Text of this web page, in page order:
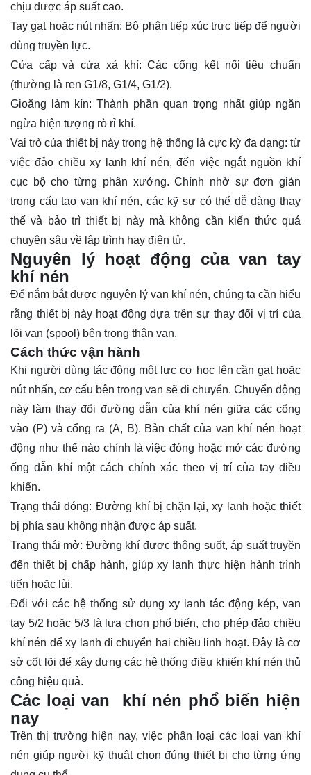
chịu được áp suất cao.
Tay gạt hoặc nút nhấn: Bộ phận tiếp xúc trực tiếp để người
dùng truyền lực.
Cửa cấp và cửa xả khí: Các cổng kết nối tiêu chuẩn
(thường là ren G1/8, G1/4, G1/2).
Gioăng làm kín: Thành phần quan trọng nhất giúp ngăn
ngừa hiện tượng rò rỉ khí.
Vai trò của thiết bị này trong hệ thống là cực kỳ đa dạng: từ
việc đảo chiều xy lanh khí nén, đến việc ngắt nguồn khí
cục bộ cho từng phân xưởng. Chính nhờ sự đơn giản
trong cấu tạo van khí nén, các kỹ sư có thể dễ dàng thay
thế và bảo trì thiết bị này mà không cần kiến thức quá
chuyên sâu về lập trình hay điện tử.
Nguyên lý hoạt động của van tay
khí nén
Để nắm bắt được nguyên lý van khí nén, chúng ta cần hiểu
rằng thiết bị này hoạt động dựa trên sự thay đổi vị trí của
lõi van (spool) bên trong thân van.
Cách thức vận hành
Khi người dùng tác động một lực cơ học lên cần gạt hoặc
nút nhấn, cơ cấu bên trong van sẽ di chuyển. Chuyển động
này làm thay đổi đường dẫn của khí nén giữa các cổng
vào (P) và cổng ra (A, B). Bản chất của van khí nén hoạt
động như thế nào chính là việc đóng hoặc mở các đường
ống dẫn khí một cách chính xác theo vị trí của tay điều
khiển.
Trạng thái đóng: Đường khí bị chặn lại, xy lanh hoặc thiết
bị phía sau không nhận được áp suất.
Trạng thái mở: Đường khí được thông suốt, áp suất truyền
đến thiết bị chấp hành, giúp xy lanh thực hiện hành trình
tiến hoặc lùi.
Đối với các hệ thống sử dụng xy lanh tác động kép, van
tay 5/2 hoặc 5/3 là lựa chọn phổ biến, cho phép đảo chiều
khí nén để xy lanh di chuyển hai chiều linh hoạt. Đây là cơ
sở cốt lõi để xây dựng các hệ thống điều khiển khí nén thủ
công hiệu quả.
Các loại van khí nén phổ biến hiện
nay
Trên thị trường hiện nay, việc phân loại các loại van khí
nén giúp người kỹ thuật chọn đúng thiết bị cho từng ứng